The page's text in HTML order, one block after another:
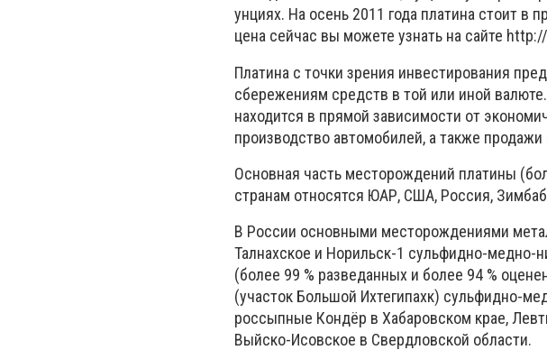
унциях. На осень 2011 года платина стоит в
цена сейчас вы можете узнать на сайте
Платина с точки зрения инвестирования
сбережениям средств в той или иной
находится в прямой зависимости от
производство автомобилей, а также
Основная часть месторождений платины
странам относятся ЮАР, США, Россия,
В России основными месторождениями
Талнахское и Норильск-1 сульфидно-медно-
(более 99 % разведанных и более 94 %
(участок Большой Ихтегипахк) сульфидно-
россыпные Кондёр в Хабаровском крае,
Выйско-Исовское в Свердловской области.